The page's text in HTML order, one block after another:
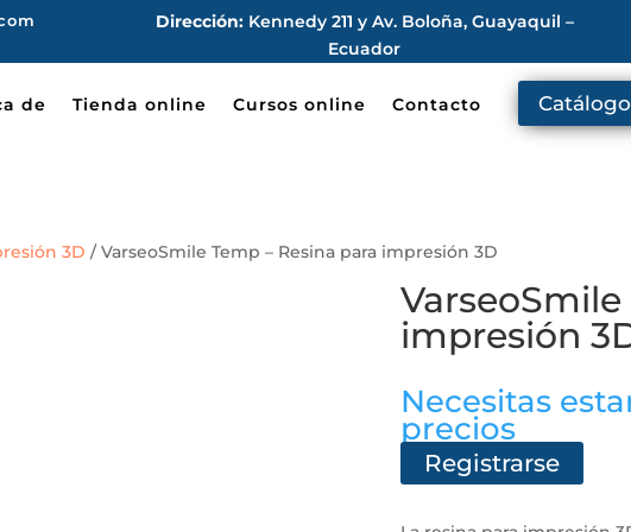
Dirección:Kennedy 211 y Av. Boloña, Guayaquil –
Ecuador
de Tienda online Cursos online Contacto
3D / VarseoSmile Temp – Resina para impresión 3D
impresión
Necesitas
precios
Registrarse